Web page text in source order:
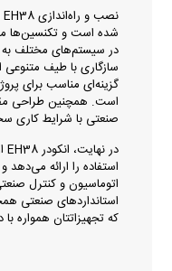
شده است و تکنسین‌ها
در سیستم‌های مختلف به
سازگاری با طیف متنوعی
گزینه‌ای مناسب برای
است. همچنین طراحی
صنعتی با شرایط کاری
استفاده را ارائه
اتوماسیون و کنترل
استانداردهای صنعتی
که تجهیزاتتان همواره